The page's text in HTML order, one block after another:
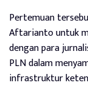
Pertemuan
Aftarianto untuk
dengan para
PLN dalam
infrastruktur